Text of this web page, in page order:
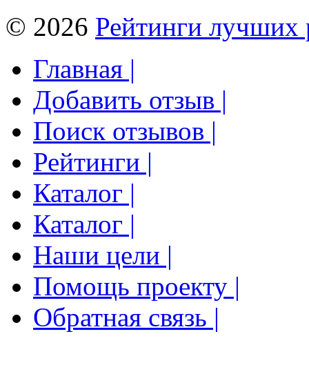
© 2026 Рейтинги лучших
Главная |
Добавить отзыв |
Поиск отзывов |
Рейтинги |
Каталог |
Каталог |
Наши цели |
Помощь проекту |
Обратная связь |